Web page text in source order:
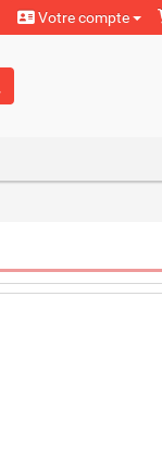
Votre compte